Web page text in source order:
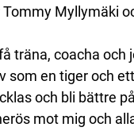
Myllymäki
träna, coacha och
som en tiger och
och bli bättre
mot mig och